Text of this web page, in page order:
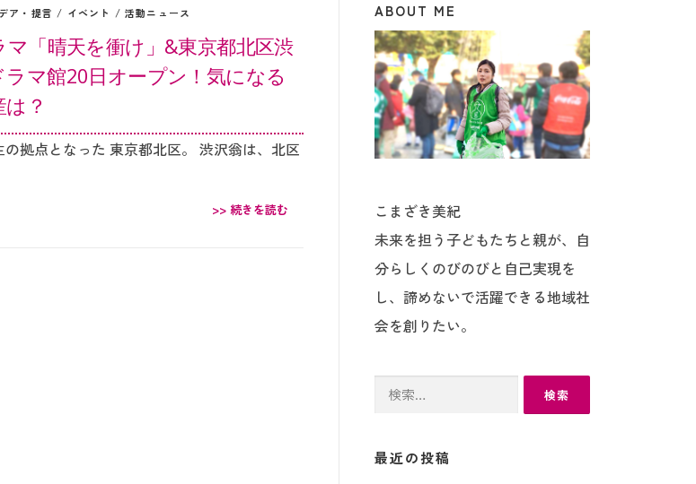
ア・提言 / イベント /活動ニュース
マ「晴天を衝け」&東京都北区渋
ラマ館20日オープン！気になる
？
拠点となった 東京都北区。 渋沢翁は、北区
>> 続きを読む
ABOUT ME
こまざき美紀
未来を担う子どもたちと親が、自
分らしくのびのびと自己実現を
し、諦めないで活躍できる地域社
会を創りたい。
最近の投稿